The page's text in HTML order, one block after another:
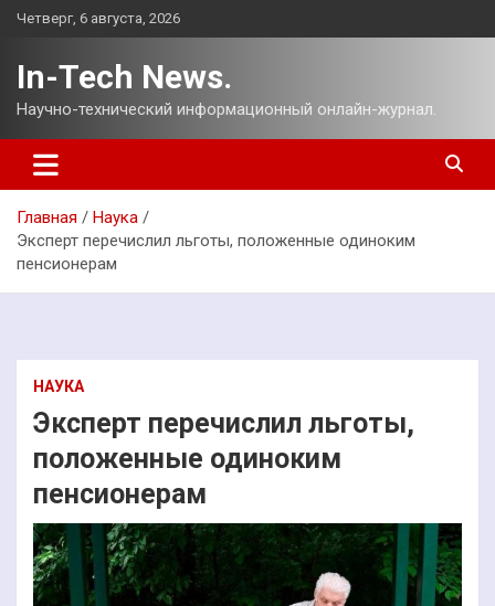
Перейти
Четверг, 6 августа, 2026
In-Tech News.
Научно-технический информационный онлайн-журнал.
Главная
Наука
Эксперт перечислил льготы, положенные одиноким
пенсионерам
НАУКА
Эксперт перечислил льготы,
положенные одиноким
пенсионерам